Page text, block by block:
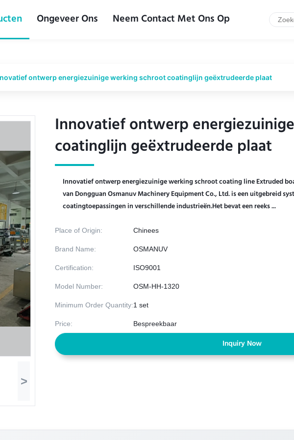
Ongeveer Ons Neem Contact Met Ons Op
ontwerp energiezuinige werking schroot coatinglijn geëxtrudeerde plaat
>
Innovatief ontwerp
coatinglijn geëxtrudeerde plaat
Innovatief ontwerp
coatinglijn geëxtrudeerde plaat
Innovatief ontwerp energiezuinige werking schroot coating line Extruded
van Dongguan Osmanuv Machinery Equipment Co., Ltd. is een uitgebreid
coatingtoepassingen in verschillende industrieën.Het bevat een reeks ...
Place of Origin: Chinees
Brand Name: OSMANUV
Certification: ISO9001
Model Number: OSM-HH-1320
Minimum Order Quantity:1 set
Price: Bespreekbaar
Inquiry Now